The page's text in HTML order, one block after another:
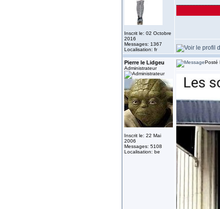
Inscrit le: 02 Octobre
2016
Messages: 1367
Localisation: fr
Pierre le Lidgeu
Administrateur
Inscrit le: 22 Mai
2006
Messages: 5108
Localisation: be
Posté